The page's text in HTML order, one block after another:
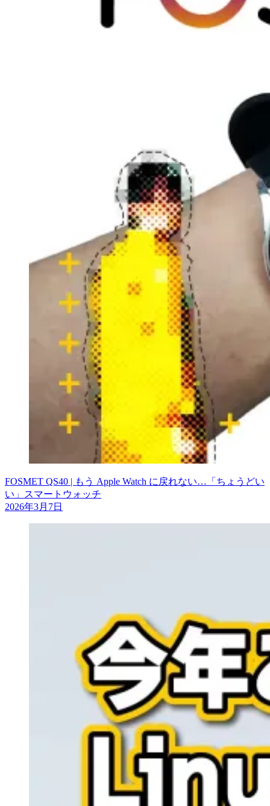
FOSMET QS40 | もう Apple Watch に戻れない…「ちょうどい
い」スマートウォッチ
2026年3月7日